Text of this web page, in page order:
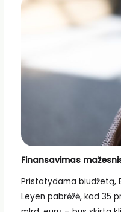
Finansavimas
Pristatydama biudžetą,
Leyen pabrėžė, kad 35